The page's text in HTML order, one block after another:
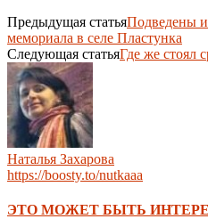
Предыдущая статьяПодведены
мемориала в селе Пластунка
Следующая статьяГде же стоял
Наталья Захарова
https://boosty.to/nutkaaa
ЭТО МОЖЕТ БЫТЬ